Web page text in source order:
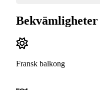
Bekvämligheter
Fransk balkong